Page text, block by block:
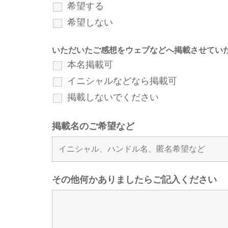
希望する
希望しない
いただいたご感想をウェブなどへ掲載させてい
本名掲載可
イニシャルなどなら掲載可
掲載しないでください
掲載名のご希望など
その他何かありましたらご記入ください